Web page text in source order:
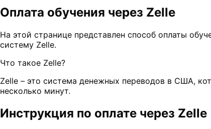
Оплата обучения через Zelle
На этой странице представлен способ оплаты
систему Zelle.
Что такое Zelle?
Zelle – это система денежных переводов в США,
несколько минут.
Инструкция по оплате через Zelle